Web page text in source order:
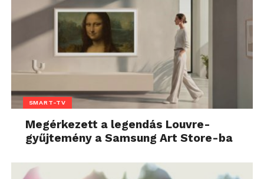
SMART-TV
Megérkezett a legendás Louvre-
gyűjtemény a Samsung Art Store-ba